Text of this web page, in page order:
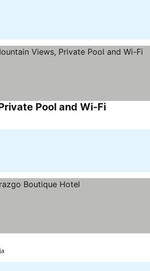
Pool and Wi-FiVer preços